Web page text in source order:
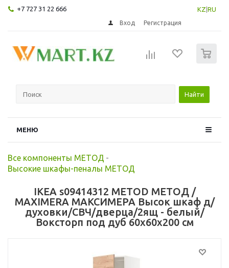
+7 727 31 22 666 KZ RU
Вход Регистрация
Найти
МЕНЮ
Все компоненты МЕТОД -
Высокие шкафы-пеналы МЕТОД
IKEA s09414312 METOD МЕТОД /
MAXIMERA МАКСИМЕРА Высок шкаф д/
духовки/СВЧ/дверца/2ящ - белый/
Воксторп под дуб 60x60x200 см